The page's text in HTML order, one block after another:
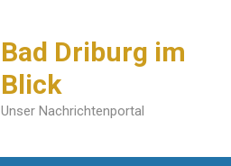
Bad Driburg im
Blick
Unser Nachrichtenportal